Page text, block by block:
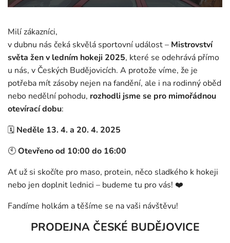
Milí zákazníci,
v dubnu nás čeká skvělá sportovní událost – Mistrovství
světa žen v ledním hokeji 2025, které se odehrává přímo
u nás, v Českých Budějovicích. A protože víme, že je
potřeba mít zásoby nejen na fandění, ale i na rodinný oběd
nebo nedělní pohodu, rozhodli jsme se pro mimořádnou
otevírací dobu:
🗓 Neděle 13. 4. a 20. 4. 2025
🕙Otevřeno od 10:00 do 16:00
Ať už si skočíte pro maso, protein, něco sladkého k hokeji
nebo jen doplnit lednici – budeme tu pro vás! ❤️
Fandíme holkám a těšíme se na vaši návštěvu!
PRODEJNA ČESKÉ BUDĚJOVICE